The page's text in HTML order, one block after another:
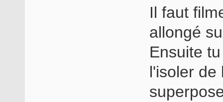
Il faut
allongé
Ensuite
l'isoler de